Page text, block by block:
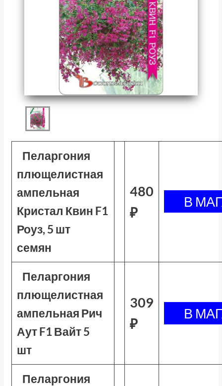
Пеларгония
плющелистная
ампельная
Кристал Квин F1
Роуз, 5 шт
семян
480
₽
Пеларгония
плющелистная
ампельная Рич
Аут F1 Вайт 5
шт
309
₽
Пеларгония